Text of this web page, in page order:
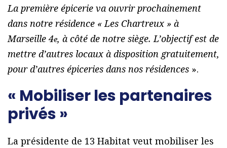
La première épicerie va ouvrir prochainement
dans notre résidence « Les Chartreux » à
Marseille 4e, à côté de notre siège. L’objectif est de
mettre d’autres locaux à disposition gratuitement,
pour d’autres épiceries dans nos résidences ».
« Mobiliser les partenaires
privés »
La présidente de 13 Habitat veut mobiliser les